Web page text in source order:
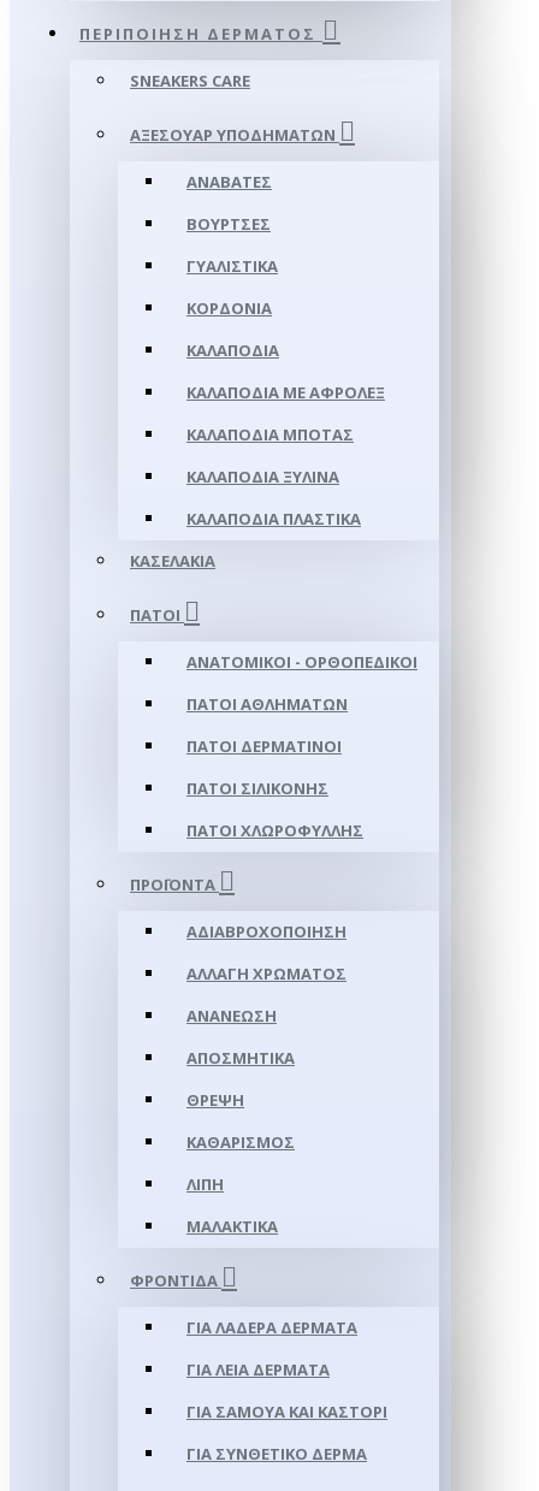
ΠΕΡΙΠΟΊΗΣΗ ΔΈΡΜΑΤΟΣ
SNEAKERS CARE
ΑΞΕΣΟΥΑΡ ΥΠΟΔΗΜΆΤΩΝ
ΑΝΑΒΆΤΕΣ
ΒΟΎΡΤΣΕΣ
ΓΥΑΛΙΣΤΙΚΆ
ΚΟΡΔΌΝΙΑ
ΚΑΛΑΠΌΔΙΑ
ΚΑΛΑΠΌΔΙΑ ΜΕ ΑΦΡΟΛΕΞ
ΚΑΛΑΠΌΔΙΑ ΜΠΌΤΑΣ
ΚΑΛΑΠΌΔΙΑ ΞΎΛΙΝΑ
ΚΑΛΑΠΌΔΙΑ ΠΛΑΣΤΙΚΆ
ΚΑΣΕΛΆΚΙΑ
ΠΆΤΟΙ
ΑΝΑΤΟΜΙΚΟΊ - ΟΡΘΟΠΕΔΙΚΟΊ
ΠΆΤΟΙ ΑΘΛΗΜΆΤΩΝ
ΠΆΤΟΙ ΔΕΡΜΆΤΙΝΟΙ
ΠΆΤΟΙ ΣΙΛΙΚΌΝΗΣ
ΠΆΤΟΙ ΧΛΩΡΟΦΎΛΛΗΣ
ΠΡΟΪΌΝΤΑ
ΑΔΙΑΒΡΟΧΟΠΟΊΗΣΗ
ΑΛΛΑΓΉ ΧΡΏΜΑΤΟΣ
ΑΝΑΝΈΩΣΗ
ΑΠΟΣΜΗΤΙΚΆ
ΘΡΈΨΗ
ΚΑΘΑΡΙΣΜΌΣ
ΛΊΠΗ
ΜΑΛΑΚΤΙΚΆ
ΦΡΟΝΤΊΔΑ
ΓΙΑ ΛΑΔΕΡΆ ΔΈΡΜΑΤΑ
ΓΙΑ ΛΕΊΑ ΔΈΡΜΑΤΑ
ΓΙΑ ΣΑΜΟΥΑ ΚΑΙ ΚΑΣΤΌΡΙ
ΓΙΑ ΣΥΝΘΕΤΙΚΌ ΔΈΡΜΑ